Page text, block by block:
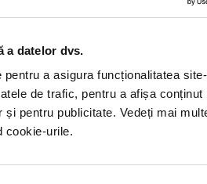
a datelor dvs.
a asigura funcționalitatea
de trafic, pentru a afișa conținut
și pentru publicitate. Vedeți mai
cookie-urile.